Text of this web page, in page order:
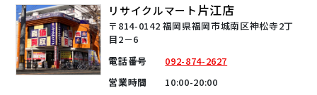
リサイクルマート片江店
〒814-0142 福岡県福岡市城南区神松寺2丁
目2－6
電話番号
092-874-2627
営業時間
10:00-20:00